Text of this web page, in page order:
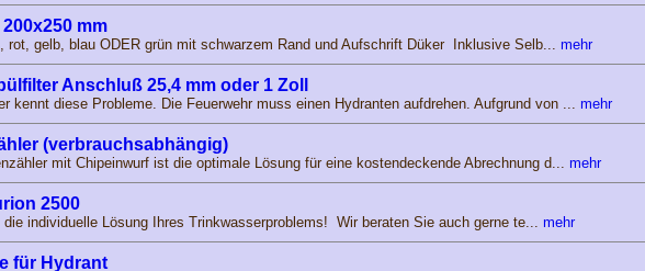
mm
rot, gelb, blau ODER grün mit schwarzem Rand und Aufschrift Düker Inklusive Selb... mehr
Anschluß 25,4 mm oder 1 Zoll
kennt diese Probleme. Die Feuerwehr muss einen Hydranten aufdrehen. Aufgrund von ... mehr
(verbrauchsabhängig)
mit Chipeinwurf ist die optimale Lösung für eine kostendeckende Abrechnung d... mehr
2500
individuelle Lösung Ihres Trinkwasserproblems! Wir beraten Sie auch gerne te... mehr
für Hydrant